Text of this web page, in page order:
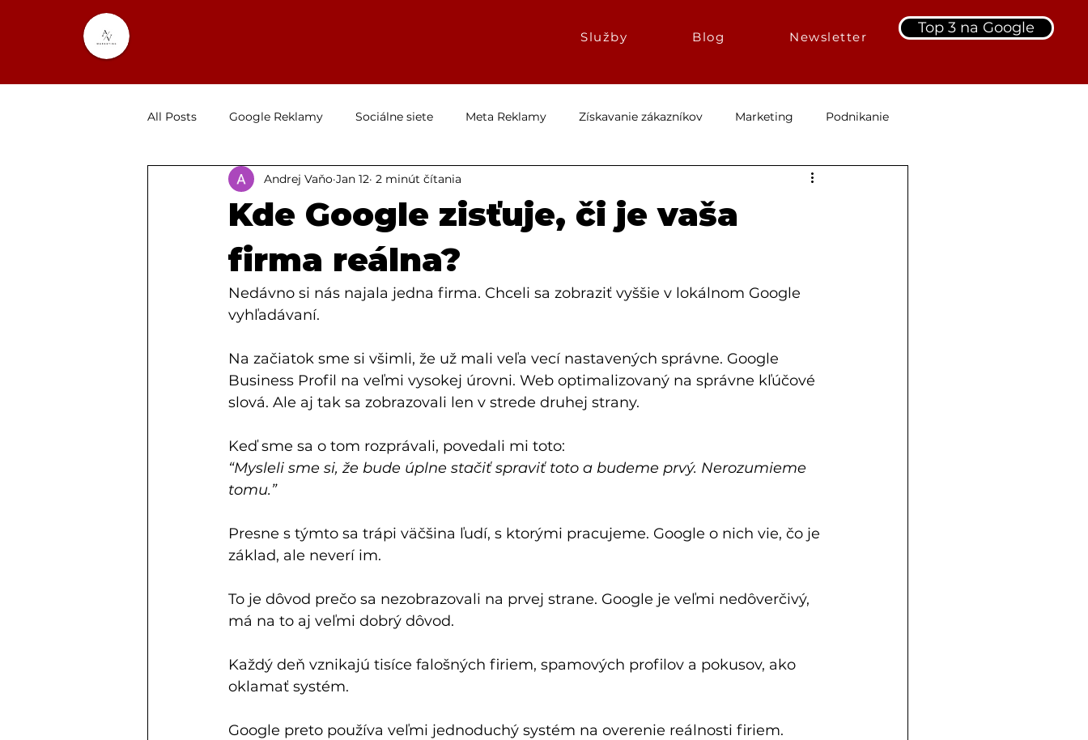
Služby Blog Newsletter Top 3 na Google
All Posts Google Reklamy Sociálne siete Meta Reklamy Získavanie zákazníkov Marketing Podnikanie
Predaj GBP Prípadové Štúdie
Lokálne SEO Marketingová Agentúra Bratislava
Kde Google zisťuje, či je vaša
firma reálna?
Andrej Vaňo Jan 12 2 minút čítania
Nedávno si nás najala jedna firma. Chceli sa zobraziť vyššie v lokálnom Google
vyhľadávaní.
Na začiatok sme si všimli, že už mali veľa vecí nastavených správne. Google
Business Profil na veľmi vysokej úrovni. Web optimalizovaný na správne kľúčové
slová. Ale aj tak sa zobrazovali len v strede druhej strany.
Keď sme sa o tom rozprávali, povedali mi toto:
“Mysleli sme si, že bude úplne stačiť spraviť toto a budeme prvý. Nerozumieme
tomu.”
Presne s týmto sa trápi väčšina ľudí, s ktorými pracujeme. Google o nich vie, čo je
základ, ale neverí im.
To je dôvod prečo sa nezobrazovali na prvej strane. Google je veľmi nedôverčivý,
má na to aj veľmi dobrý dôvod.
Každý deň vznikajú tisíce falošných firiem, spamových profilov a pokusov, ako
oklamať systém.
Google preto používa veľmi jednoduchý systém na overenie reálnosti firiem.